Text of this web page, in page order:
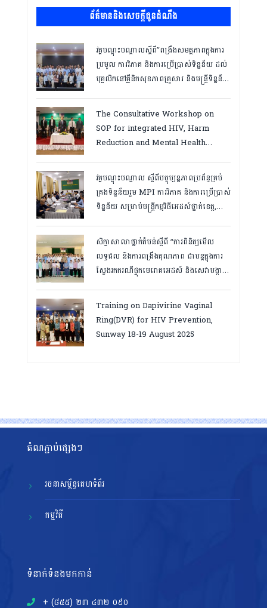
ព័ត៌មាននិងសេចក្តីជូនដំណឹង
វគ្គបណ្ដុះបណ្ដាលស្តីពី”ពង្រឹងសមត្ថភាពក្នុងការ
ប្រមូល ការវិភាគ និងការប្រើប្រាស់ទិន្នន័យ ដល់
បុគ្គលិកនៅគ្លីនិកសុខភាពគ្រួសារ និងមន្ត្រីទិន្នន័យ
ឆ្នាំ២០២៦
The Consultative Workshop on
SOP for integrated HIV, Harm
Reduction and Mental Health
វគ្គបណ្ដុះបណ្តាល ស្តីពីបច្ចុប្បន្នភាពប្រព័ន្ធគ្រប់
គ្រងទិន្នន័យរួម MPI ការវិភាគ និងការប្រើប្រាស់
ទិន្នន័យ សម្រាប់មន្រ្តីកម្មវិធីអេដស៍ថ្នាក់ខេត្ត,
សិក្ខាសាលាថ្នាក់តំបន់ស្តីពី “ការពិនិត្យមើល
លទ្ធផល និងការពង្រឹងគុណភាព ជាបន្តក្នុងការ
ស្វែងរកករណីផ្ទុកមេរោគអេដស៍ និងសេវាបង្ការ
សម្រេចគោលដៅ ៩៥-៩៥-៩៥”, តាកែវ
ថ្ងៃទី១២-១៣ សីហា ២០២៥
Training on Dapivirine Vaginal
Ring(DVR) for HIV Prevention,
Sunway 18-19 August 2025
តំណភ្ជាប់ផ្សេងៗ
រចនាសម្ព័ន្ធគេហទំព័រ
កម្មវិធី
ទំនាក់ទំនងមកកាន់
+ (៨៥៥)​ ២៣​ ៤៣២ ០៩០